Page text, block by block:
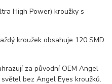
High Power) kroužky s
kroužek obsahuje 120 SMD
za původní OEM Angel
bez Angel Eyes kroužků.